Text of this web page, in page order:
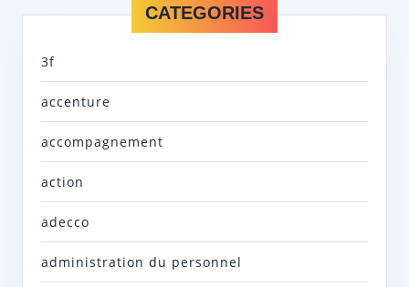
CATEGORIES
3f
accenture
accompagnement
action
adecco
administration du personnel